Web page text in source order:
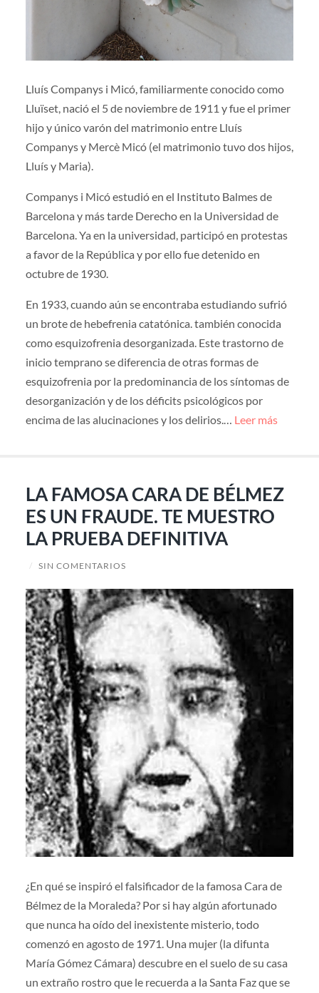
Lluís Companys i Micó, familiarmente conocido como
Lluïset, nació el 5 de noviembre de 1911 y fue el primer
hijo y único varón del matrimonio entre Lluís
Companys y Mercè Micó (el matrimonio tuvo dos hijos,
Lluís y Maria).
Companys i Micó estudió en el Instituto Balmes de
Barcelona y más tarde Derecho en la Universidad de
Barcelona. Ya en la universidad, participó en protestas
a favor de la República y por ello fue detenido en
octubre de 1930.
En 1933, cuando aún se encontraba estudiando sufrió
un brote de hebefrenia catatónica. también conocida
como esquizofrenia desorganizada. Este trastorno de
inicio temprano se diferencia de otras formas de
esquizofrenia por la predominancia de los síntomas de
desorganización y de los déficits psicológicos por
encima de las alucinaciones y los delirios.… Leer más
LA FAMOSA CARA DE BÉLMEZ
ES UN FRAUDE. TE MUESTRO
LA PRUEBA DEFINITIVA
/ SIN COMENTARIOS
¿En qué se inspiró el falsificador de la famosa Cara de
Bélmez de la Moraleda? Por si hay algún afortunado
que nunca ha oído del inexistente misterio, todo
comenzó en agosto de 1971. Una mujer (la difunta
María Gómez Cámara) descubre en el suelo de su casa
un extraño rostro que le recuerda a la Santa Faz que se